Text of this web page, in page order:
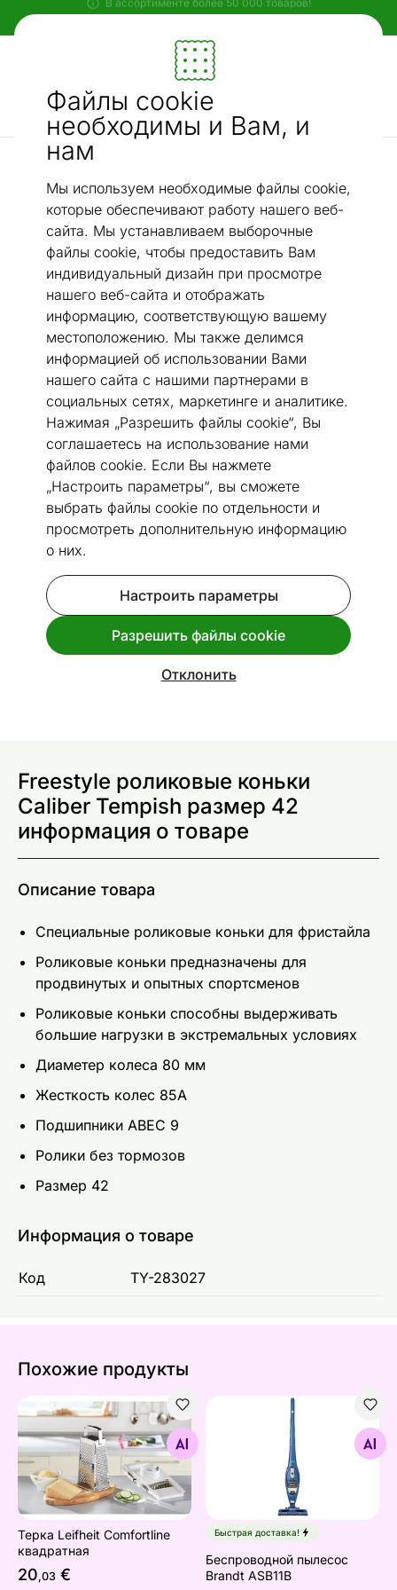
Файлы cookie
необходимы и Вам, и
нам
Мы используем необходимые файлы cookie,
которые обеспечивают работу нашего веб-
сайта. Мы устанавливаем выборочные
файлы cookie, чтобы предоставить Вам
индивидуальный дизайн при просмотре
нашего веб-сайта и отображать
информацию, соответствующую вашему
местоположению. Мы также делимся
информацией об использовании Вами
нашего сайта с нашими партнерами в
социальных сетях, маркетинге и аналитике.
Нажимая „Разрешить файлы cookie“, Вы
соглашаетесь на использование нами
файлов cookie. Если Вы нажмете
„Настроить параметры“, вы сможете
выбрать файлы cookie по отдельности и
просмотреть дополнительную информацию
о них.
Настроить параметры
Разрешить файлы cookie
Отклонить
Мебель и убранство - ON24
Ищи...
Freestyle роликовые коньки Caliber Tempish размер 42
Перейти к слайду 1
Перейти к слайду 2
Перейти к слайду 3
Перейти к слайду 4
Перейти к слайду 5
Перейти к слайду 6
Перейти к слайду 7
Посмотреть похожие
Freestyle роликовые коньки
Caliber Tempish размер 42
Код 283027
Спроси дополнительную информацию
Freestyle роликовые коньки
Caliber Tempish размер 42
информация о товаре
Описание товара
Специальные роликовые коньки для фристайла
Роликовые коньки предназначены для
продвинутых и опытных спортсменов
Роликовые коньки способны выдерживать
большие нагрузки в экстремальных условиях
Диаметер колеса 80 мм
Жесткость колес 85А
Подшипники ABEC 9
Ролики без тормозов
Размер 42
Информация о товаре
Код TY-283027
Похожие продукты
Терка Leifheit Comfortline квадратная
Найдите похожие
Терка Leifheit Comfortline
квадратная
20,03 €
Беспроводной пылесос
Найдите похожие
Быстрая доставка!
Беспроводной пылесос
Brandt ASB11B